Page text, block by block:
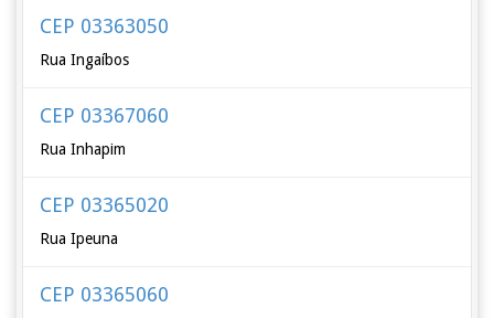
CEP 03363050
Rua Ingaíbos
CEP 03367060
Rua Inhapim
CEP 03365020
Rua Ipeuna
CEP 03365060